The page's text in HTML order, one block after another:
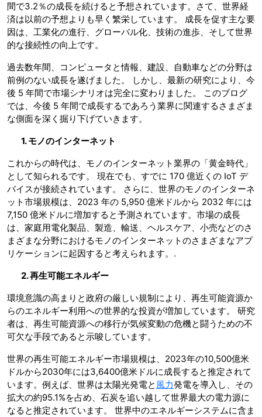
間で3.2％の成長を続けると予想されています。さて、世界経
済は以前の予想よりも早く繁栄しています。 成長を促す主な要
因は、工業化の進行、グローバル化、技術の進歩、そして世界
的な接続性の向上です。
過去数年間、コンピュータと情報、建設、自動車などの分野は
前例のない成長を遂げました。 しかし、最新の研究により、今
後 5 年間で市場シナリオは完全に変わりました。 このブログ
では、今後 5 年間で成長するであろう業界に関連するさまざま
な側面を深く掘り下げていきます。
1. モノのインターネット
これからの時代は、モノのインターネット業界の「黄金時代」
として知られるです。 現在でも、すでに 170 億近くの IoT デ
バイスが接続されています。 さらに、世界のモノのインターネ
ット市場規模は、2023 年の 5,950 億米ドルから 2032 年には
7,150 億米ドルに増加すると予測されています。市場の成長
は、家庭用電化製品、製造、輸送、ヘルスケア、小売などのさ
まざまな分野におけるモノのインターネットのさまざまなアプ
リケーションに起因すると考えられます。.
2. 再生可能エネルギー
環境意識の高まりと政府の厳しい規制により、再生可能資源か
らのエネルギー利用への世界的な投資が増加しています。 研究
者は、再生可能資源への移行が気候変動の危機と闘うための不
可欠な手段であると示唆しています。
世界の再生可能エネルギー市場規模は、2023年の10,500億米
ドルから2030年には3,6400億米ドルに成長すると推定されて
います。例えば、世界は太陽光発電と 風力発電を導入し、その
拡大の約95.1%を占め、石炭を追い越して世界最大の電力源に
なると推定されています。 世界中のエネルギーシステムに含ま